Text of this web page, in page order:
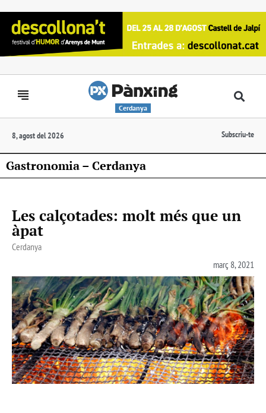
Cerdanya
8, agost del 2026 Subscriu-te
Gastronomia – Cerdanya
Les calçotades: molt més que un
àpat
Cerdanya
març 8, 2021